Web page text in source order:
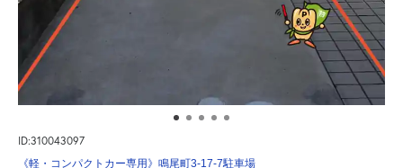
ID:310043097
《軽・コンパクトカー専用》鳴尾町3-17-7駐車場